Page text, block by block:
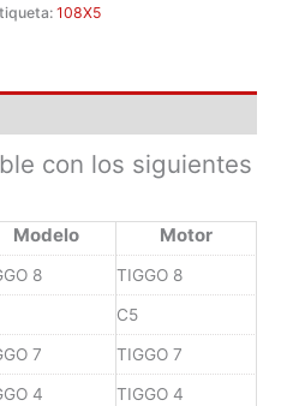
108X5
con los siguientes
Modelo Motor
8 TIGGO 8
C5
7 TIGGO 7
4 TIGGO 4